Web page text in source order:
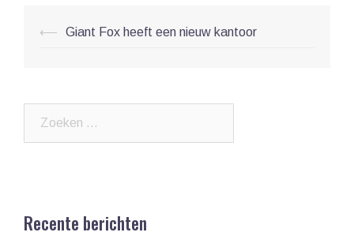
Post
⟵ Giant Fox heeft een nieuw kantoor
Recente berichten